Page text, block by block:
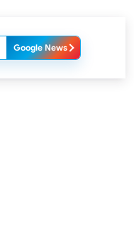
Google News